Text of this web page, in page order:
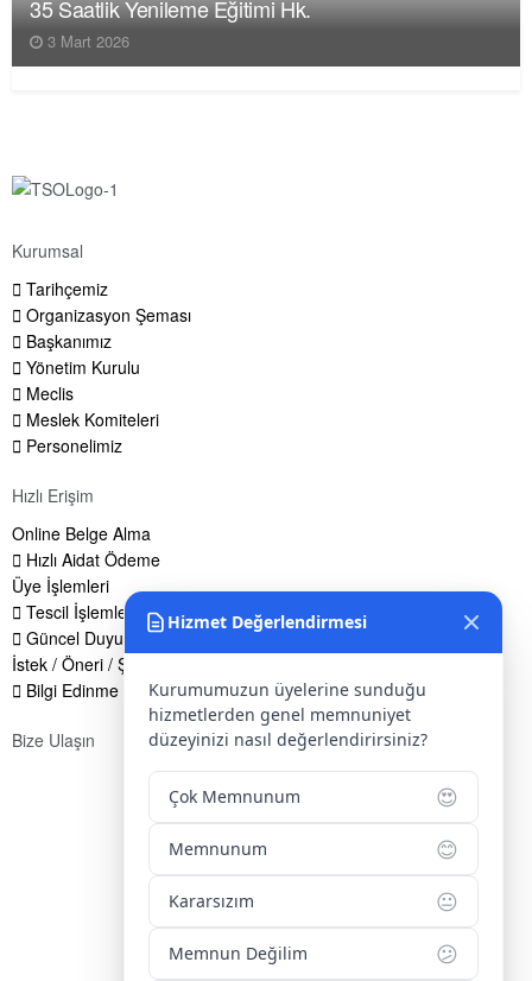
35 Saatlik Yenileme Eğitimi Hk.
3 Mart 2026
Kurumsal
Tarihçemiz
Organizasyon Şeması
Başkanımız
Yönetim Kurulu
Meclis
Meslek Komiteleri
Personelimiz
Hızlı Erişim
Online Belge Alma
Hızlı Aidat Ödeme
Üye İşlemleri
Tescil İşlemleri
Güncel Duyurular
İstek / Öneri / Şikayet Formu
Bilgi Edinme Hakkı
Bize Ulaşın
Yenice Mah. Atatürk Cad. Tüccarlar İşhanı Kat:1 No:1
KIRŞEHİR / TÜRKİYE
0 386 213 11 86
0 544 213 11 86
bilgi@kirsehirtso.org.tr
Hizmet Değerlendirmesi
Kurumumuzun üyelerine sunduğu
hizmetlerden genel memnuniyet
düzeyinizi nasıl değerlendirirsiniz?
Çok Memnunum 😍
Memnunum 😊
Kararsızım 😐
Memnun Değilim 😕